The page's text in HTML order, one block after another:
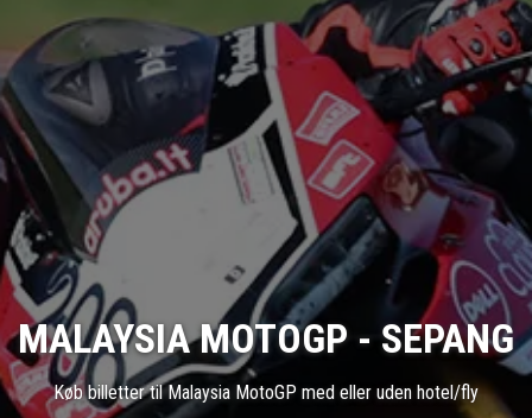
MALAYSIA MOTOGP - SEPANG
Køb billetter til Malaysia MotoGP med eller uden hotel/fly